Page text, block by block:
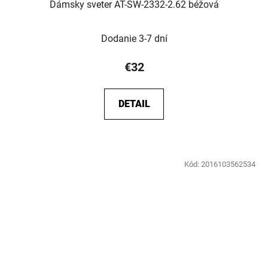
Dámsky sveter AT-SW-2332-2.62 béžová
Dodanie 3-7 dní
€32
DETAIL
Kód: 2016103562534